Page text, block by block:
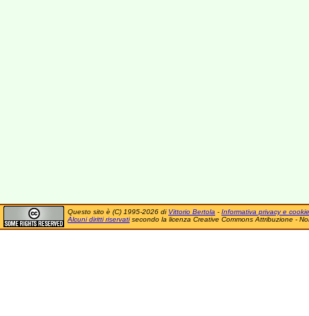
Questo sito è (C) 1995-2026 di Vittorio Bertola - Informativa privacy e cookie
Alcuni diritti riservatisecondo la licenza Creative Commons Attribuzione -